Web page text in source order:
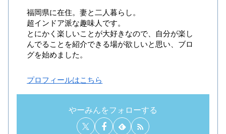
福岡県に在住。妻と二人暮らし。
超インドア派な趣味人です。
とにかく楽しいことが大好きなので、自分が楽し
んでることを紹介できる場が欲しいと思い、ブロ
グを始めました。
プロフィールはこちら
やーみんをフォローする